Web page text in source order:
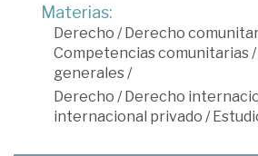
Materias:
Derecho /Derecho
Competencias comunitarias/
generales/
Derecho /Derecho
internacional privado /